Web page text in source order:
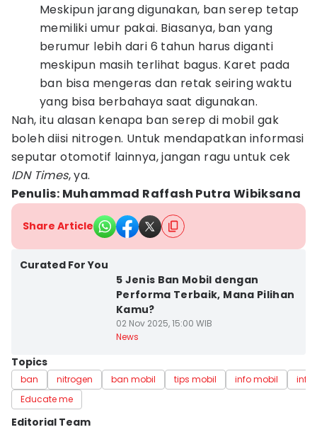
Meskipun jarang digunakan, ban serep tetap
memiliki umur pakai. Biasanya, ban yang
berumur lebih dari 6 tahun harus diganti
meskipun masih terlihat bagus. Karet pada
ban bisa mengeras dan retak seiring waktu
yang bisa berbahaya saat digunakan.
Nah, itu alasan kenapa ban serep di mobil gak
boleh diisi nitrogen. Untuk mendapatkan informasi
seputar otomotif lainnya, jangan ragu untuk cek
IDN Times, ya.
Penulis: Muhammad Raffash Putra Wibiksana
Share Article
Curated For You
5 Jenis Ban Mobil dengan
Performa Terbaik, Mana Pilihan
Kamu?
02 Nov 2025, 15:00 WIB
News
Topics
ban nitrogen ban mobil tips mobil info mobil
info
Educate me
Editorial Team